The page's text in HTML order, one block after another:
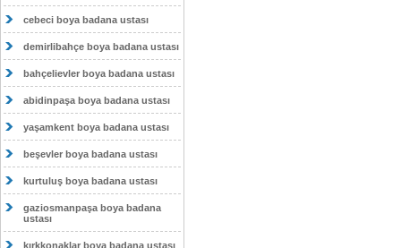
cebeci boya badana ustası
demirlibahçe boya badana ustası
bahçelievler boya badana ustası
abidinpaşa boya badana ustası
yaşamkent boya badana ustası
beşevler boya badana ustası
kurtuluş boya badana ustası
gaziosmanpaşa boya badana
ustası
kırkkonaklar boya badana ustası